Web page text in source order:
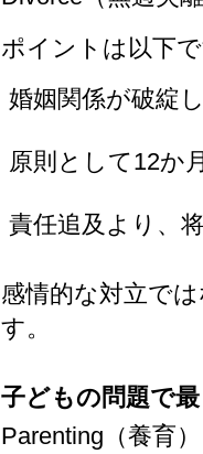
ポイントは以下
婚姻関係が破綻
原則として12か
責任追及より、
感情的な対立で
す。
子どもの問題で
Parenting（養育